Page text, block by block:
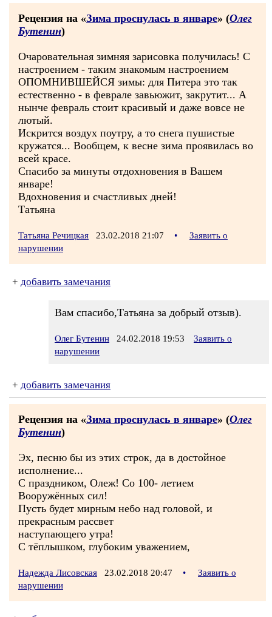
Рецензия на «Зима проснулась в январе» (Олег
Бутенин)
Очаровательная зимняя зарисовка получилась! С
настроением - таким знакомым настроением
ОПОМНИВШЕЙСЯ зимы: для Питера это так
естественно - в феврале завьюжит, закрутит... А
нынче февраль стоит красивый и даже вовсе не
лютый.
Искрится воздух поутру, а то снега пушистые
кружатся... Вообщем, к весне зима проявилась во
всей красе.
Спасибо за минуты отдохновения в Вашем
январе!
Вдохновения и счастливых дней!
Татьяна
Татьяна Речицкая 23.02.2018 21:07 •
Заявить о
нарушении
+ добавить замечания
Вам спасибо,Татьяна за добрый отзыв).
Олег Бутенин 24.02.2018 19:53
Заявить о
нарушении
+ добавить замечания
Рецензия на «Зима проснулась в январе» (Олег
Бутенин)
Эх, песню бы из этих строк, да в достойное
исполнение...
С праздником, Олеж! Со 100- летием
Вооружённых сил!
Пусть будет мирным небо над головой, и
прекрасным рассвет
наступающего утра!
С тёплышком, глубоким уважением,
Надежда Лисовская 23.02.2018 20:47 •
Заявить о
нарушении